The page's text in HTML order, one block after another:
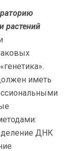
растений
иметь
ДНК